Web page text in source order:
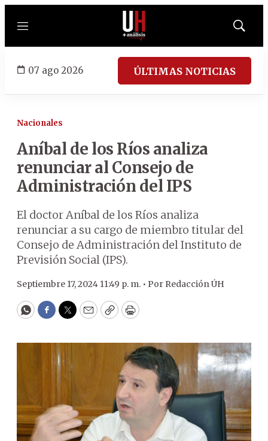
Menú
Mostrar
07 ago 2026 ÚLTIMAS NOTICIAS
Nacionales
Aníbal de los Ríos analiza
renunciar al Consejo de
Administración del IPS
El doctor Aníbal de los Ríos analiza
renunciar a su cargo de miembro titular del
Consejo de Administración del Instituto de
Previsión Social (IPS).
Septiembre 17, 2024 11:49 p. m. • Por Redacción ÚH
WhatsApp
Facebook
Twitter
EmailCopyPrint